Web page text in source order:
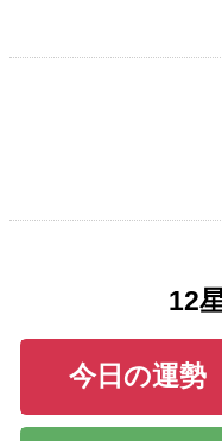
12
今日の運勢